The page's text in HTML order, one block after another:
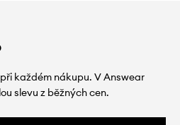
každém nákupu. V Answear
slevu z běžných cen.